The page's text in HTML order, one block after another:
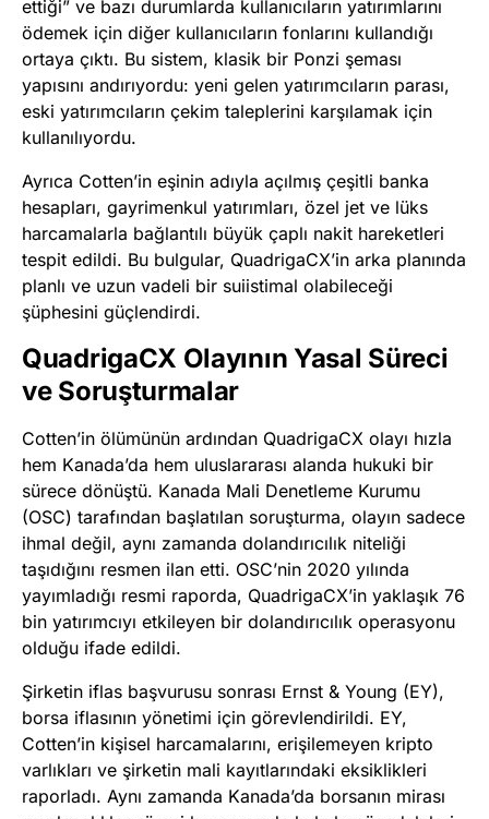
ettiği” ve bazı durumlarda kullanıcıların yatırımlarını
ödemek için diğer kullanıcıların fonlarını kullandığı
ortaya çıktı. Bu sistem, klasik bir Ponzi şeması
yapısını andırıyordu: yeni gelen yatırımcıların parası,
eski yatırımcıların çekim taleplerini karşılamak için
kullanılıyordu.
Ayrıca Cotten’in eşinin adıyla açılmış çeşitli banka
hesapları, gayrimenkul yatırımları, özel jet ve lüks
harcamalarla bağlantılı büyük çaplı nakit hareketleri
tespit edildi. Bu bulgular, QuadrigaCX’in arka planında
planlı ve uzun vadeli bir suiistimal olabileceği
şüphesini güçlendirdi.
QuadrigaCX Olayının Yasal Süreci
ve Soruşturmalar
Cotten’in ölümünün ardından QuadrigaCX olayı hızla
hem Kanada’da hem uluslararası alanda hukuki bir
sürece dönüştü. Kanada Mali Denetleme Kurumu
(OSC) tarafından başlatılan soruşturma, olayın sadece
ihmal değil, aynı zamanda dolandırıcılık niteliği
taşıdığını resmen ilan etti. OSC’nin 2020 yılında
yayımladığı resmi raporda, QuadrigaCX’in yaklaşık 76
bin yatırımcıyı etkileyen bir dolandırıcılık operasyonu
olduğu ifade edildi.
Şirketin iflas başvurusu sonrası Ernst & Young (EY),
borsa iflasının yönetimi için görevlendirildi. EY,
Cotten’in kişisel harcamalarını, erişilemeyen kripto
varlıkları ve şirketin mali kayıtlarındaki eksiklikleri
raporladı. Aynı zamanda Kanada’da borsanın mirası